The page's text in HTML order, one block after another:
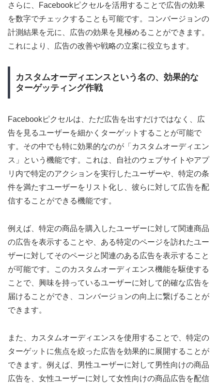
さらに、Facebookピクセルを活用することで広告の効果
を数字でチェックすることも可能です。コンバージョンの
計測結果を元に、広告の効果を見極めることができます。
これにより、広告の改善や戦略の立案に役立ちます。
カスタムオーディエンスという名の、効果的な
ターゲッティング作戦
Facebookピクセルは、ただ広告を出すだけではなく、広
告を見るユーザーを細かくターゲットすることが可能で
す。その中でも特に効果的なのが「カスタムオーディエン
ス」という機能です。これは、自社のウェブサイトやアプ
リ内で特定のアクションを実行したユーザーや、特定の条
件を満たすユーザーをリスト化し、彼らに対して広告を配
信することができる機能です。
例えば、特定の商品を購入したユーザーに対して関連商品
の広告を表示することや、ある特定のページを訪れたユー
ザーに対してそのページと関連のある広告を表示すること
が可能です。このカスタムオーディエンス機能を駆使する
ことで、興味を持っているユーザーに対して的確な広告を
届けることができ、コンバージョンの向上に繋げることが
できます。
また、カスタムオーディエンスを使用することで、特定の
ターゲットに焦点を絞った広告を効果的に展開することが
できます。例えば、男性ユーザーに対して男性向けの商品
広告を、女性ユーザーに対して女性向けの商品広告を配信